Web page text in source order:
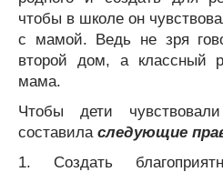
чтобы в школе он
с мамой. Ведь не зря
второй дом, а классный
мама.
Чтобы дети
составила следующие
1. Создать